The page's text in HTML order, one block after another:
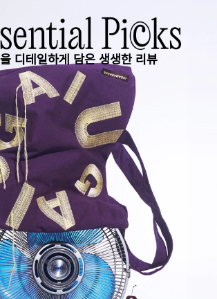
디테일하게 담은 생생한 리뷰